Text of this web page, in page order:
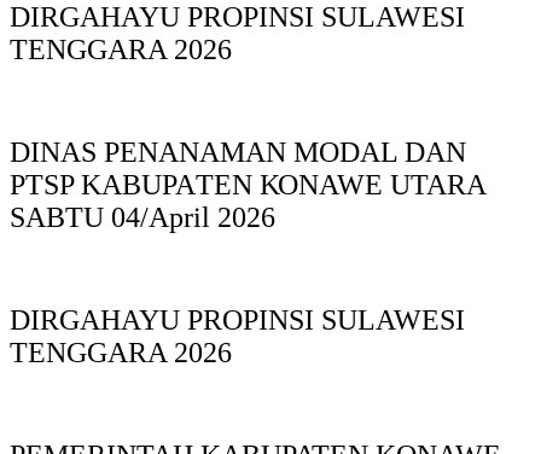
DIRGAHAYU PROPINSI SULAWESI
TENGGARA 2026
DINAS PΕΝΑΝΑΜAN MODAL DAN
PTSP KABUPAΤΕΝ ΚΟNAWE UTARA
SABTU 04/April 2026
DIRGAHAYU PROPINSI SULAWESI
TENGGARA 2026